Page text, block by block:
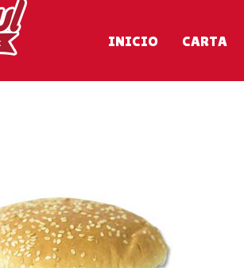
INICIO CARTA